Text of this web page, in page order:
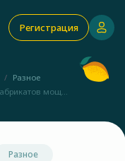
Регистрация
Разное
мощ...
Разное